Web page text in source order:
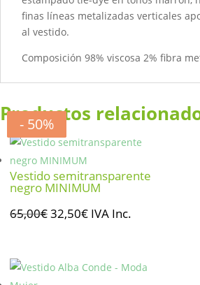
finas líneas metalizadas verticales
al vestido.
Composición 98% viscosa 2% fibra
Productos
- 50%
Vestido semitransparente
negro MINIMUM
65,00€ El
era:
32,50€El
es:
IVA Inc.
- 50%
- 50%
- 50%